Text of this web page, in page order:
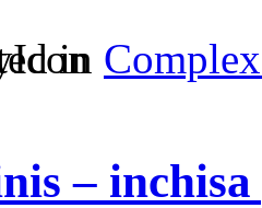
in
–